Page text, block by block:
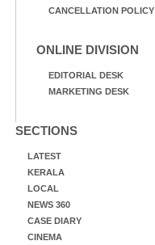
CANCELLATION POLICY
ONLINE DIVISION
EDITORIAL DESK
MARKETING DESK
SECTIONS
LATEST
KERALA
LOCAL
NEWS 360
CASE DIARY
CINEMA